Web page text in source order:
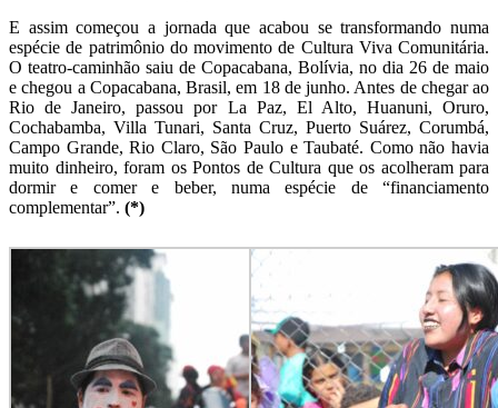
E assim começou a jornada que acabou se transformando numa
espécie de patrimônio do movimento de Cultura Viva Comunitária.
O teatro-caminhão saiu de Copacabana, Bolívia, no dia 26 de maio
e chegou a Copacabana, Brasil, em 18 de junho. Antes de chegar ao
Rio de Janeiro, passou por La Paz, El Alto, Huanuni, Oruro,
Cochabamba, Villa Tunari, Santa Cruz, Puerto Suárez, Corumbá,
Campo Grande, Rio Claro, São Paulo e Taubaté. Como não havia
muito dinheiro, foram os Pontos de Cultura que os acolheram para
dormir e comer e beber, numa espécie de “financiamento
complementar”. (*)